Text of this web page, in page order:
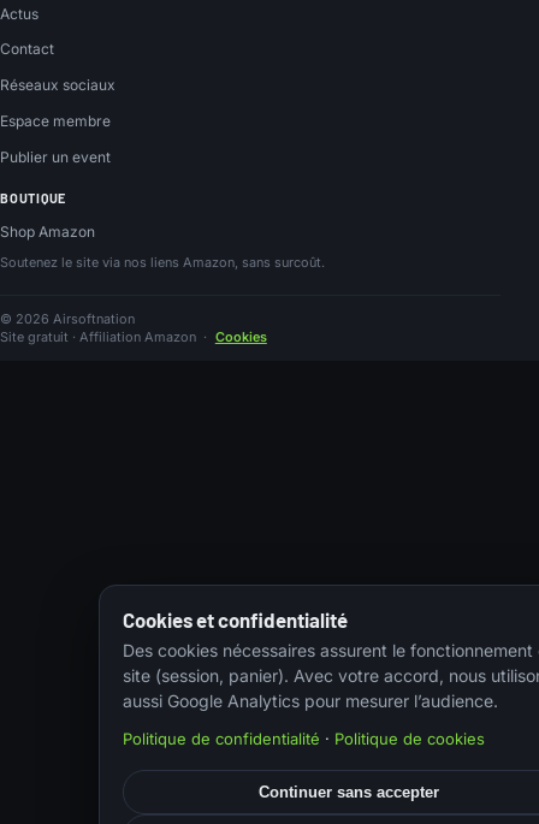
Actus
Contact
Réseaux sociaux
Espace membre
Publier un event
BOUTIQUE
Shop Amazon
Soutenez le site via nos liens Amazon, sans surcoût.
© 2026 Airsoftnation
Site gratuit · Affiliation Amazon · Cookies
Cookies et confidentialité
Des cookies nécessaires assurent le fonctionnement
site (session, panier). Avec votre accord, nous
aussi Google Analytics pour mesurer l’audience.
Politique de confidentialité · Politique de cookies
Continuer sans accepter